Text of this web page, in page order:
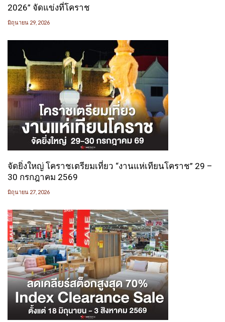
2026” จัดแข่งที่โคราช
มิถุนายน 29, 2026
จัดยิ่งใหญ่ โคราชเตรียมเที่ยว “งานแห่เทียนโคราช” 29 –
30 กรกฎาคม 2569
มิถุนายน 27, 2026